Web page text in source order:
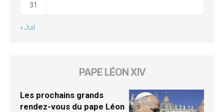
31
« Juil
PAPE LÉON XIV
Les prochains grands
rendez-vous du pape Léon